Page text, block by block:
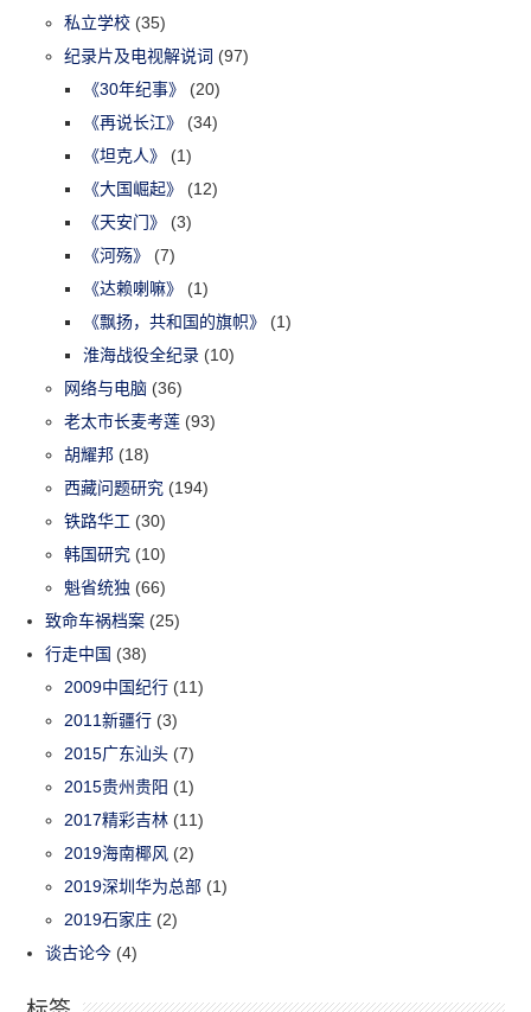
私立学校 (35)
纪录片及电视解说词 (97)
《30年纪事》
(20)
《再说长江》
(34)
《坦克人》
(1)
《大国崛起》
(12)
《天安门》
(3)
《河殇》
(7)
《达赖喇嘛》
(1)
《飘扬，共和国的旗帜》
(1)
淮海战役全纪录 (10)
网络与电脑 (36)
老太市长麦考莲 (93)
胡耀邦 (18)
西藏问题研究 (194)
铁路华工 (30)
韩国研究 (10)
魁省统独 (66)
致命车祸档案 (25)
行走中国 (38)
2009中国纪行 (11)
2011新疆行 (3)
2015广东汕头 (7)
2015贵州贵阳 (1)
2017精彩吉林 (11)
2019海南椰风 (2)
2019深圳华为总部 (1)
2019石家庄 (2)
谈古论今 (4)